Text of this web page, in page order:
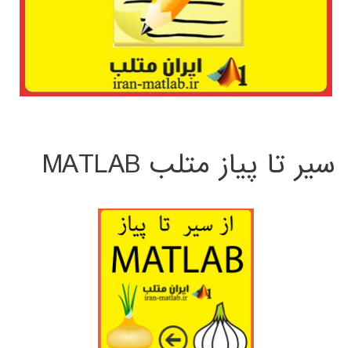
سیر تا پیاز متلب MATLAB